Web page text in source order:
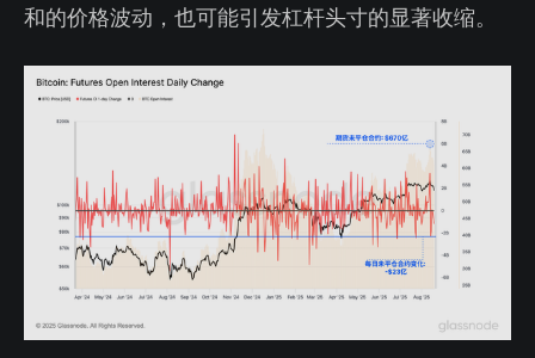
和的价格波动，也可能引发杠杆头寸的显著收缩。